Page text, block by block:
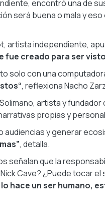
encontró una de
será buena o mala y
artista independiente,
creado para ser
solo con una
, reflexiona Nacho
artista y
propias y
audiencias y generar
, detalla.
señalan que la
Cave? ¿Puede tocar
hace un ser humano,